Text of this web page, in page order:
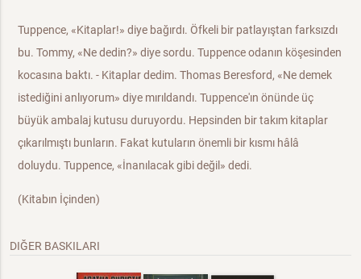
Tuppence, «Kitaplar!» diye bağırdı. Öfkeli bir patlayıştan farksızdı
bu. Tommy, «Ne dedin?» diye sordu. Tuppence odanın köşesinden
kocasına baktı. - Kitaplar dedim. Thomas Beresford, «Ne demek
istediğini anlıyorum» diye mırıldandı. Tuppence'ın önünde üç
büyük ambalaj kutusu duruyordu. Hepsinden bir takım kitaplar
çıkarılmıştı bunların. Fakat kutuların önemli bir kısmı hâlâ
doluydu. Tuppence, «İnanılacak gibi değil» dedi.
(Kitabın İçinden)
DIĞER BASKILARI